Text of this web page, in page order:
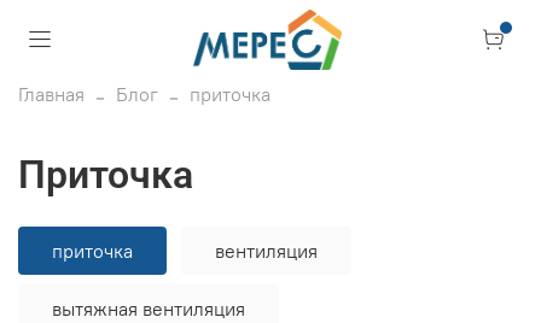
Главная Блог приточка
приточка
приточка вентиляция
вытяжная вентиляция